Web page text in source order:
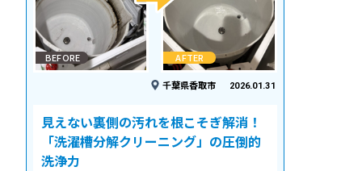
BEFORE AFTER
千葉県香取市 2026.01.31
見えない裏側の汚れを根こそぎ解消！
「洗濯槽分解クリーニング」の圧倒的
洗浄力